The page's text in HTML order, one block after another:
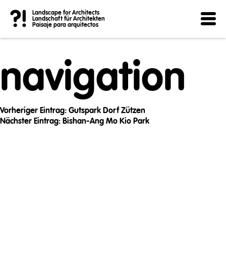
?!
Landscape for Architects
Landschaft für Architekten
Paisaje para arquitectos
Post
navigation
Vorheriger Eintrag: Gutspark Dorf Zützen
Nächster Eintrag: Bishan-Ang Mo Kio Park